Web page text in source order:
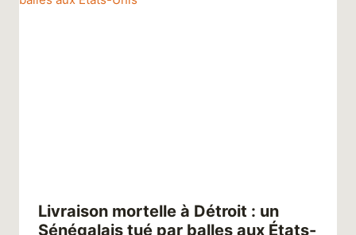
Livraison mortelle à Détroit : un
Sénégalais tué par balles aux États-